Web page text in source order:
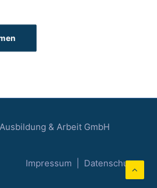
& Arbeit GmbH
Impressum Datenschutz